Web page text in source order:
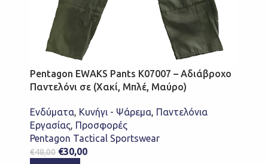
Pentagon EWAKS Pants K07007 – Αδιάβροχο
Παντελόνι σε (Χακί, Μπλέ, Μαύρο)
Ενδύματα, Κυνήγι - Ψάρεμα, Παντελόνια
Εργασίας, Προσφορές
Pentagon Tactical Sportswear
€48,00 €30,00